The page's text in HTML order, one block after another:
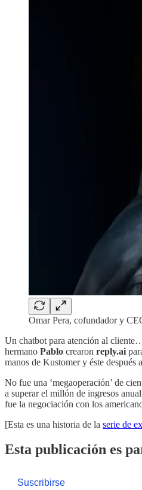
Omar Pera, cofundador y
Un chatbot para atención al
hermano Pablo crearon reply.ai
manos de Kustomer y éste después
No fue una ‘megaoperación’ de
a superar el millón de ingresos
fue la negociación con los
[Esta es una historia de la serie de
Esta publicación es
Suscribirse